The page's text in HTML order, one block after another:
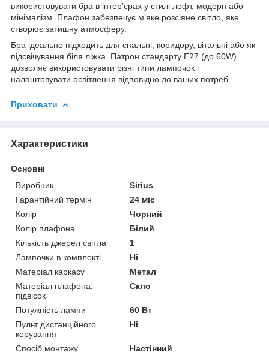
використовувати бра в інтер’єрах у стилі лофт, модерн або
мінімалізм. Плафон забезпечує м’яке розсіяне світло, яке
створює затишну атмосферу.
Бра ідеально підходить для спальні, коридору, вітальні або як
підсвічування біля ліжка. Патрон стандарту E27 (до 60W)
дозволяє використовувати різні типи лампочок і
налаштовувати освітлення відповідно до ваших потреб.
Приховати
Характеристики
Основні
Виробник
Sirius
Гарантійний термін
24 міс
Колір
Чорний
Колір плафона
Білий
Кількість джерел світла
1
Лампочки в комплекті
Ні
Матеріал каркасу
Метал
Матеріал плафона,
підвісок
Скло
Потужність лампи
60 Вт
Пульт дистанційного
керування
Ні
Спосіб монтажу
Настінний